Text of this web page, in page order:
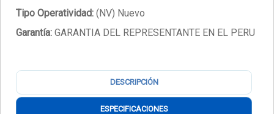
Tipo Operatividad: (NV) Nuevo
Garantía: GARANTIA DEL REPRESENTANTE EN EL PERU
DESCRIPCIÓN
ESPECIFICACIONES